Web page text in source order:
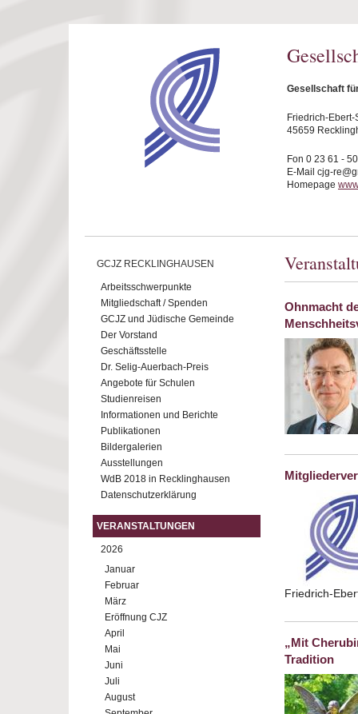
Gesellschaft
Friedrich-Ebert-
45659
Fon 0 23 61 -
E-Mail cjg-
Homepage
GCJZ RECKLINGHAUSEN
Arbeitsschwerpunkte
Mitgliedschaft / Spenden
GCJZ und Jüdische Gemeinde
Der Vorstand
Geschäftsstelle
Dr. Selig-Auerbach-Preis
Angebote für Schulen
Studienreisen
Informationen und Berichte
Publikationen
Bildergalerien
Ausstellungen
WdB 2018 in Recklinghausen
Datenschutzerklärung
VERANSTALTUNGEN
2026
Januar
Februar
März
Eröffnung CJZ
April
Mai
Juni
Juli
August
Ohnmacht
Friedrich-
„Mit
Tradition